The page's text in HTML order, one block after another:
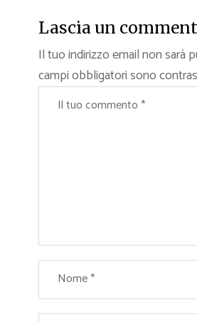
Lascia un
Il tuo indirizzo email non sarà
campi obbligatori sono